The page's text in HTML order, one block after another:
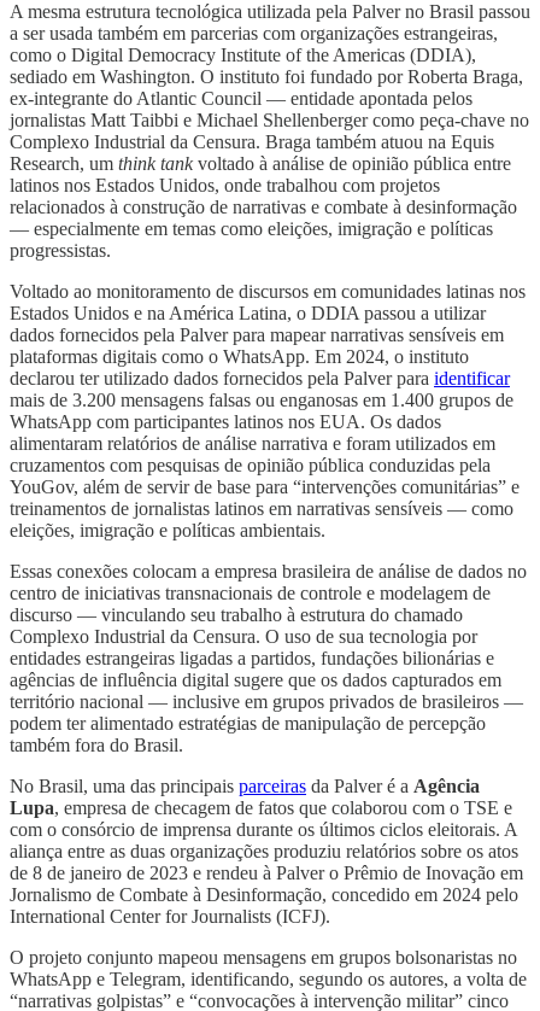
A mesma estrutura tecnológica utilizada pela Palver no Brasil passou
a ser usada também em parcerias com organizações estrangeiras,
como o Digital Democracy Institute of the Americas (DDIA),
sediado em Washington. O instituto foi fundado por Roberta Braga,
ex-integrante do Atlantic Council — entidade apontada pelos
jornalistas Matt Taibbi e Michael Shellenberger como peça-chave no
Complexo Industrial da Censura. Braga também atuou na Equis
Research, um think tankvoltado à análise de opinião pública entre
latinos nos Estados Unidos, onde trabalhou com projetos
relacionados à construção de narrativas e combate à desinformação
— especialmente em temas como eleições, imigração e políticas
progressistas.
Voltado ao monitoramento de discursos em comunidades latinas nos
Estados Unidos e na América Latina, o DDIA passou a utilizar
dados fornecidos pela Palver para mapear narrativas sensíveis em
plataformas digitais como o WhatsApp. Em 2024, o instituto
declarou ter utilizado dados fornecidos pela Palver para identificar
mais de 3.200 mensagens falsas ou enganosas em 1.400 grupos de
WhatsApp com participantes latinos nos EUA. Os dados
alimentaram relatórios de análise narrativa e foram utilizados em
cruzamentos com pesquisas de opinião pública conduzidas pela
YouGov, além de servir de base para “intervenções comunitárias” e
treinamentos de jornalistas latinos em narrativas sensíveis — como
eleições, imigração e políticas ambientais.
Essas conexões colocam a empresa brasileira de análise de dados no
centro de iniciativas transnacionais de controle e modelagem de
discurso — vinculando seu trabalho à estrutura do chamado
Complexo Industrial da Censura. O uso de sua tecnologia por
entidades estrangeiras ligadas a partidos, fundações bilionárias e
agências de influência digital sugere que os dados capturados em
território nacional — inclusive em grupos privados de brasileiros —
podem ter alimentado estratégias de manipulação de percepção
também fora do Brasil.
No Brasil, uma das principais parceiras da Palver é a Agência
Lupa, empresa de checagem de fatos que colaborou com o TSE e
com o consórcio de imprensa durante os últimos ciclos eleitorais. A
aliança entre as duas organizações produziu relatórios sobre os atos
de 8 de janeiro de 2023 e rendeu à Palver o Prêmio de Inovação em
Jornalismo de Combate à Desinformação, concedido em 2024 pelo
International Center for Journalists (ICFJ).
O projeto conjunto mapeou mensagens em grupos bolsonaristas no
WhatsApp e Telegram, identificando, segundo os autores, a volta de
“narrativas golpistas” e “convocações à intervenção militar” cinco